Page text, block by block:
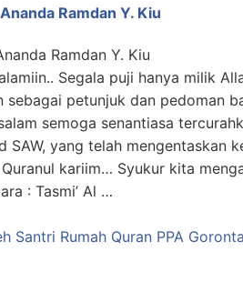
Ramdan Y. Kiu
Ramdan Y. Kiu
Segala puji hanya milik
sebagai petunjuk dan pedoman
semoga senantiasa
SAW, yang telah mengentaskan
kariim… Syukur kita
: Tasmi’ Al …